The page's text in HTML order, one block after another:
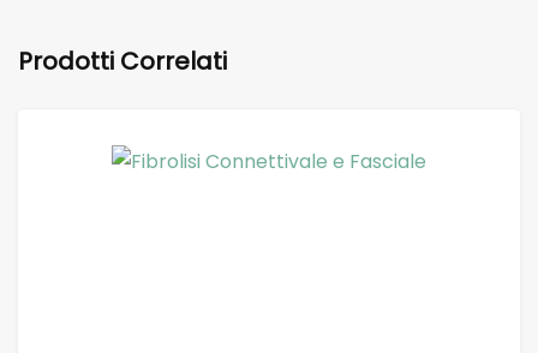
Prodotti Correlati